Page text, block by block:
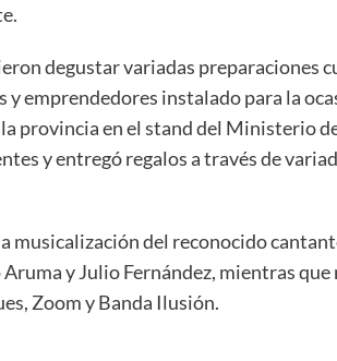
degustar variadas preparaciones
emprendedores instalado para la
provincia en el stand del Ministerio
y entregó regalos a través de
musicalización del reconocido
y Julio Fernández, mientras que
Zoom y Banda Ilusión.